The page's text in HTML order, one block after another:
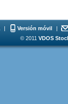
| Versión móvil
|
© 2011 VDOS